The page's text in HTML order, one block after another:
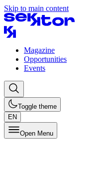
Skip to main content
Magazine
Opportunities
Events
Toggle theme
EN
Open Menu